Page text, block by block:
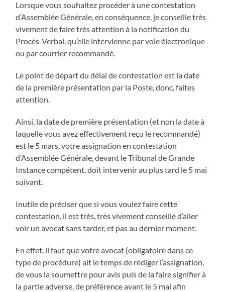
Lorsque vous souhaitez procéder à une contestation
d’Assemblée Générale, en conséquence, je conseille très
vivement de faire très attention à la notification du
Procès-Verbal, qu’elle intervienne par voie électronique
ou par courrier recommandé.
Le point de départ du délai de contestation est la date
de la première présentation par la Poste, donc, faites
attention.
Ainsi, la date de première présentation (et non la date à
laquelle vous avez effectivement reçu le recommandé)
est le 5 mars, votre assignation en contestation
d’Assemblée Générale, devant le Tribunal de Grande
Instance compétent, doit intervenir au plus tard le 5 mai
suivant.
Inutile de préciser que si vous voulez faire cette
contestation, il est très, très vivement conseillé d’aller
voir un avocat sans tarder, et pas au dernier moment.
En effet, il faut que votre avocat (obligatoire dans ce
type de procédure) ait le temps de rédiger l’assignation,
de vous la soumettre pour avis puis de la faire signifier à
la partie adverse, de préférence avant le 5 mai afin